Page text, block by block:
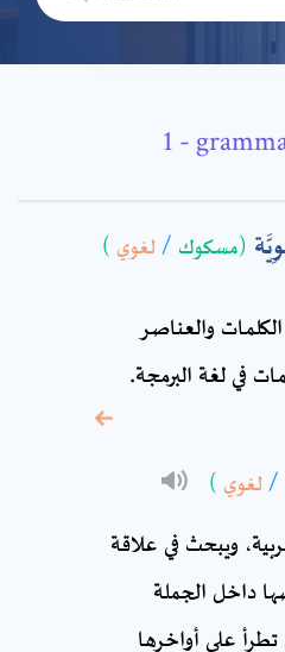
-
(مسكوك /لغوي )
والعناصر
في لغة البرمجة.
/لغوي )
ويبحث في علاقة
داخل الجملة
تطرأ على أواخرها
Email: *
* sign, it means
required fields